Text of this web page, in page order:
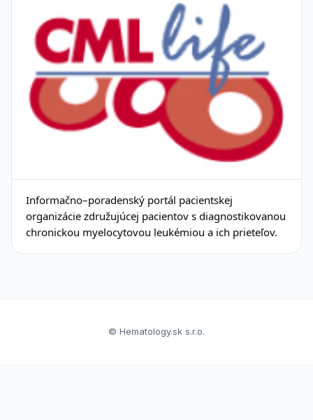
Informačno–poradenský portál pacientskej
organizácie združujúcej pacientov s diagnostikovanou
chronickou myelocytovou leukémiou a ich prieteľov.
© Hematology.sk s.r.o.